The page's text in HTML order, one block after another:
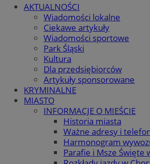
AKTUALNOŚCI
Wiadomości lokalne
Ciekawe artykuły
Wiadomości sportowe
Park Śląski
Kultura
Dla przedsiębiorców
Artykuły sponsorowane
KRYMINALNE
MIASTO
INFORMACJE O MIEŚCIE
Historia miasta
Ważne adresy i
Harmonogram
Parafie i Msze Święte